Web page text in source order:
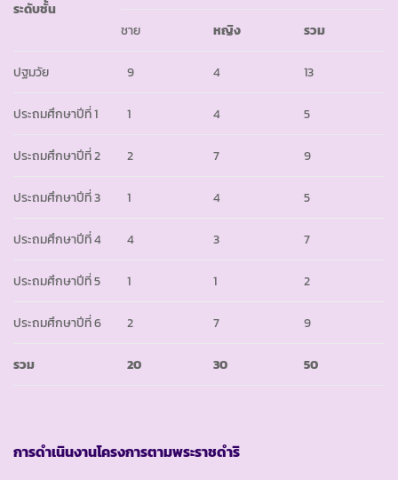
ระดับชั้น
ชาย
หญิง รวม
ปฐมวัย 9 4 13
ประถมศึกษาปีที่ 1 1 4 5
ประถมศึกษาปีที่ 2 2 7 9
ประถมศึกษาปีที่ 3 1 4 5
ประถมศึกษาปีที่ 4 4 3 7
ประถมศึกษาปีที่ 5 1 1 2
ประถมศึกษาปีที่ 6 2 7 9
รวม 20 30 50
การดำเนินงานโครงการตามพระราชดำริ